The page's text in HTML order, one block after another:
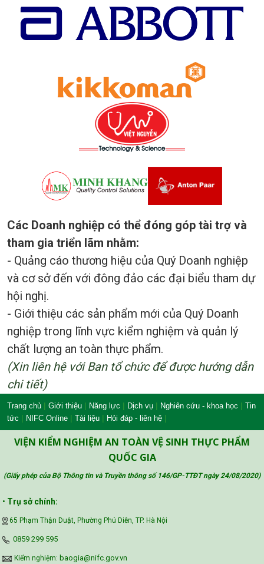
Các Doanh nghiệp có thể đóng góp tài trợ và
tham gia triển lãm nhằm:
- Quảng cáo thương hiệu của Quý Doanh nghiệp
và cơ sở đến với đông đảo các đại biểu tham dự
hội nghị.
- Giới thiệu các sản phẩm mới của Quý Doanh
nghiệp trong lĩnh vực kiểm nghiệm và quản lý
chất lượng an toàn thực phẩm.
(Xin liên hệ với Ban tổ chức để được hướng dẫn
chi tiết)
Trang chủ | Giới thiệu | Năng lực | Dịch vụ | Nghiên cứu - khoa học | Tin
tức | NIFC Online | Tài liệu | Hỏi đáp - liên hệ |
VIỆN KIỂM NGHIỆM AN TOÀN VỆ SINH THỰC PHẨM
QUỐC GIA
(Giấy phép của Bộ Thông tin và Truyền thông số 146/GP-TTĐT ngày 24/08/2020)
• Trụ sở chính:
65 Phạm Thận Duật, Phường Phú Diễn, TP. Hà Nội
‪0859 299 595‬
Kiểm nghiệm: baogia@nifc.gov.vn